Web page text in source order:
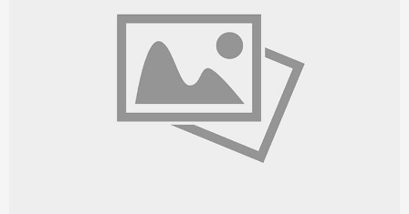
Продажа бордюров в
Краснодаре
ПЕРЕЙТИ